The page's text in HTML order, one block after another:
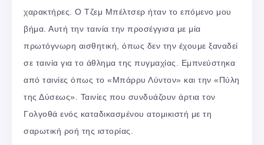
χαρακτήρες. Ο Τζεμ Μπέλτσερ ήταν το επόμενο μου
βήμα. Αυτή την ταινία την προσέγγισα με μία
πρωτόγνωρη αισθητική, όπως δεν την έχουμε ξαναδεί
σε ταινία για το άθλημα της πυγμαχίας. Εμπνεύστηκα
από ταινίες όπως το «Μπάρρυ Λύντον» και την «Πύλη
της Δύσεως». Ταινίες που συνδυάζουν άρτια τον
Γολγοθά ενός καταδικασμένου ατομικιστή με τη
σαρωτική ροή της ιστορίας.